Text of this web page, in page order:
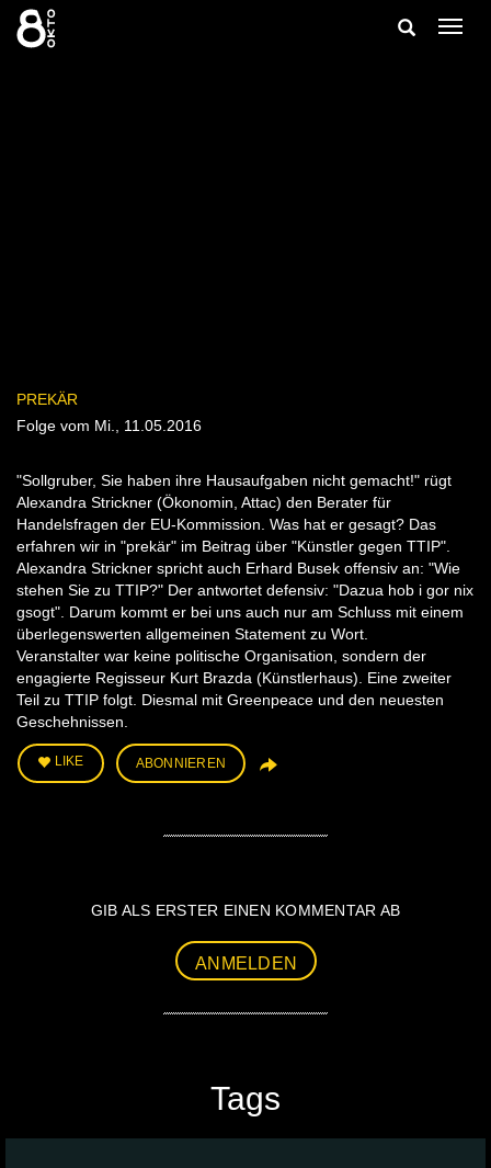
Zum
Inhalt
springen
Suche
PREKÄR
Folge vom Mi., 11.05.2016
"Sollgruber, Sie haben ihre Hausaufgaben nicht gemacht!" rügt
Alexandra Strickner (Ökonomin, Attac) den Berater für
Handelsfragen der EU-Kommission. Was hat er gesagt? Das
erfahren wir in "prekär" im Beitrag über "Künstler gegen TTIP".
Alexandra Strickner spricht auch Erhard Busek offensiv an: "Wie
stehen Sie zu TTIP?" Der antwortet defensiv: "Dazua hob i gor nix
gsogt". Darum kommt er bei uns auch nur am Schluss mit einem
überlegenswerten allgemeinen Statement zu Wort.
Veranstalter war keine politische Organisation, sondern der
engagierte Regisseur Kurt Brazda (Künstlerhaus). Eine zweiter
Teil zu TTIP folgt. Diesmal mit Greenpeace und den neuesten
Geschehnissen.
LIKE ABONNIEREN
GIB ALS ERSTER EINEN KOMMENTAR AB
ANMELDEN
Tags